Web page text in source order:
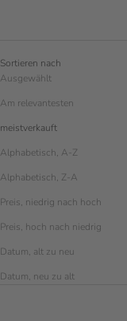
Sortieren nach
Ausgewählt
Am relevantesten
meistverkauft
Alphabetisch, A-Z
Alphabetisch, Z-A
Preis, niedrig nach hoch
Preis, hoch nach niedrig
Datum, alt zu neu
Datum, neu zu alt